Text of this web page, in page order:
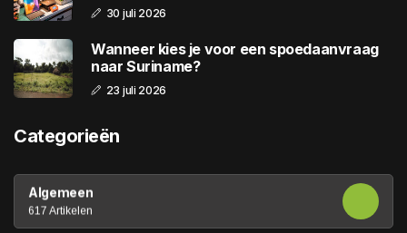
30 juli 2026
Wanneer kies je voor een spoedaanvraag
naar Suriname?
23 juli 2026
Categorieën
Algemeen
617 Artikelen